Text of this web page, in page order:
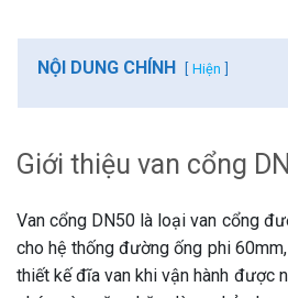
NỘI DUNG CHÍNH Hiện
Giới thiệu van cổng
Van cổng DN50 là loại van cổng
cho hệ thống đường ống phi
thiết kế đĩa van khi vận hành được